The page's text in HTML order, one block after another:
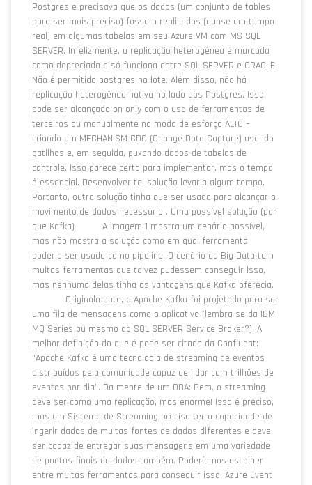
Postgres e precisava que os dados (um conjunto de tables
para ser mais preciso) fossem replicados (quase em tempo
real) em algumas tabelas em seu Azure VM com MS SQL
SERVER. Infelizmente, a replicação heterogênea é marcada
como depreciada e só funciona entre SQL SERVER e ORACLE.
Não é permitido postgres no lote. Além disso, não há
replicação heterogênea nativa no lado dos Postgres. Isso
pode ser alcançado on-only com o uso de ferramentas de
terceiros ou manualmente no modo de esforço ALTO –
criando um MECHANISM CDC (Change Data Capture) usando
gatilhos e, em seguida, puxando dados de tabelas de
controle. Isso parece certo para implementar, mas o tempo
é essencial. Desenvolver tal solução levaria algum tempo.
Portanto, outra solução tinha que ser usada para alcançar o
movimento de dados necessário . Uma possível solução (por
que Kafka) A imagem 1 mostra um cenário possível,
mas não mostra a solução como em qual ferramenta
poderia ser usada como pipeline. O cenário do Big Data tem
muitas ferramentas que talvez pudessem conseguir isso,
mas nenhuma delas tinha as vantagens que Kafka oferecia.
Originalmente, o Apache Kafka foi projetado para ser
uma fila de mensagens como o aplicativo (lembra-se da IBM
MQ Series ou mesmo do SQL SERVER Service Broker?). A
melhor definição do que é pode ser citada da Confluent:
“Apache Kafka é uma tecnologia de streaming de eventos
distribuídos pela comunidade capaz de lidar com trilhões de
eventos por dia”. Da mente de um DBA: Bem, o streaming
deve ser como uma replicação, mas enorme! Isso é preciso,
mas um Sistema de Streaming precisa ter a capacidade de
ingerir dados de muitas fontes de dados diferentes e deve
ser capaz de entregar suas mensagens em uma variedade
de pontos finais de dados também. Poderíamos escolher
entre muitas ferramentas para conseguir isso, Azure Event